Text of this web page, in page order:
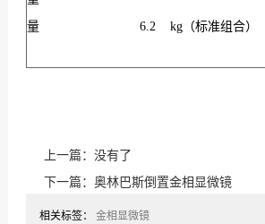
量
6.2 kg（标准组合）
上一篇：没有了
下一篇： 奥林巴斯倒置金相显微镜
相关标签： 金相显微镜